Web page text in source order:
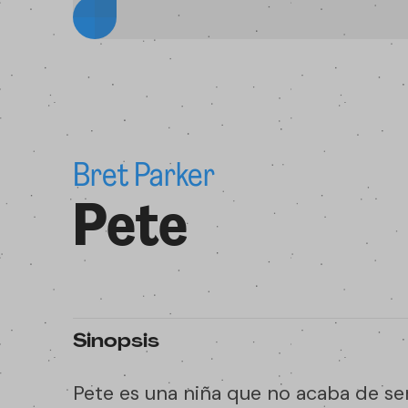
Bret Parker
Pete
Sinopsis
Pete es una niña que no acaba de